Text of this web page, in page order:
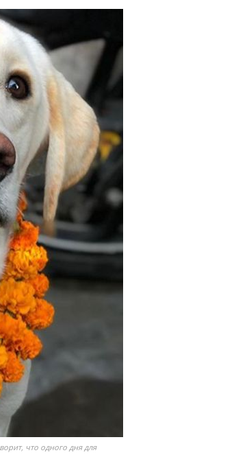
что одного дня для